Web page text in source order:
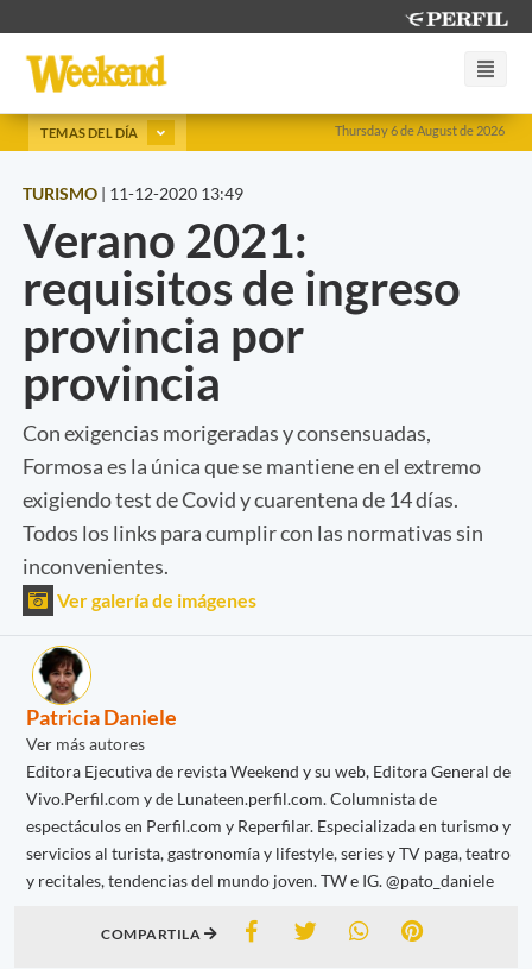
Thursday 6 de August de 2026
TEMAS DEL DÍA
TURISMO | 11-12-2020 13:49
Verano 2021:
requisitos de ingreso
provincia por
provincia
Con exigencias morigeradas y consensuadas,
Formosa es la única que se mantiene en el extremo
exigiendo test de Covid y cuarentena de 14 días.
Todos los links para cumplir con las normativas sin
inconvenientes.
Ver galería de imágenes
Patricia Daniele
Ver más autores
Editora Ejecutiva de revista Weekend y su web, Editora General de
Vivo.Perfil.com y de Lunateen.perfil.com. Columnista de
espectáculos en Perfil.com y Reperfilar. Especializada en turismo y
servicios al turista, gastronomía y lifestyle, series y TV paga, teatro
y recitales, tendencias del mundo joven. TW e IG. @pato_daniele
COMPARTILA